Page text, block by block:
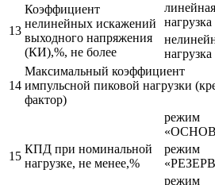
13
Коэффициент
нелинейных искажений
выходного напряжения
(КИ),%, не более
линейная
нагрузка
нагрузка
14
Максимальный коэффициент
импульсной пиковой нагрузки
фактор)
15
КПД при номинальной
нагрузке, не менее,%
режим
режим
режим